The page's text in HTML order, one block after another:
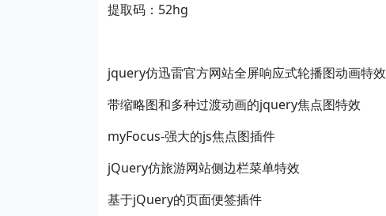
提取码：52hg
jquery仿迅雷官方网站全屏响应式轮播图动画特效
带缩略图和多种过渡动画的jquery焦点图特效
myFocus-强大的js焦点图插件
jQuery仿旅游网站侧边栏菜单特效
基于jQuery的页面便签插件